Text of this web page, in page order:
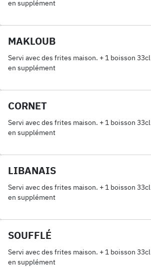
en supplément
MAKLOUB
Servi avec des frites maison. + 1 boisson 33cl
en supplément
CORNET
Servi avec des frites maison. + 1 boisson 33cl
en supplément
LIBANAIS
Servi avec des frites maison. + 1 boisson 33cl
en supplément
SOUFFLÉ
Servi avec des frites maison. + 1 boisson 33cl
en supplément